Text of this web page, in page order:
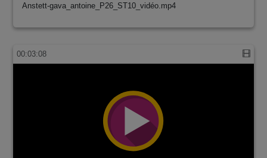
Anstett-gava_antoine_P26_ST10_vidéo.mp4
00:03:08